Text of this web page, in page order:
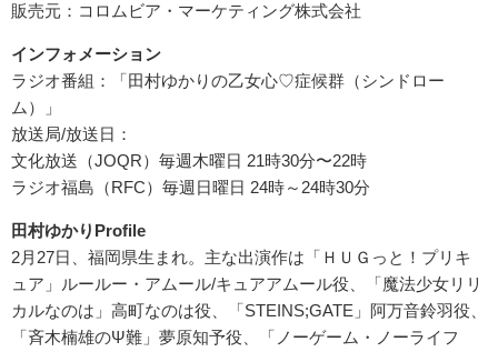
販売元：コロムビア・マーケティング株式会社
インフォメーション
ラジオ番組：「⽥村ゆかりの⼄⼥⼼♡症候群（シンドロー
ム）」
放送局/放送日：
⽂化放送（JOQR）毎週⽊曜⽇ 21時30分〜22時
ラジオ福島（RFC）毎週日曜日 24時～24時30分
田村ゆかりProfile
2月27日、福岡県生まれ。主な出演作は「ＨＵＧっと！プリキ
ュア」ルールー・アムール/キュアアムール役、「魔法少女リリ
カルなのは」高町なのは役、「STEINS;GATE」阿万音鈴羽役、
「斉木楠雄のΨ難」夢原知予役、「ノーゲーム・ノーライフ